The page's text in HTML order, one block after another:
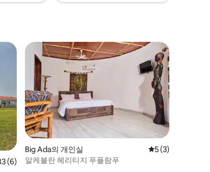
점(5점 만점), 후기 6개
(6)
Big Ada의 개인실 평점 5점(5점 만점
5 (3)
알케불란 헤리티지 푸플람푸